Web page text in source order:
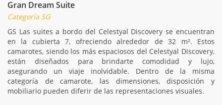
Gran Dream Suite
Categoría SG
GS Las suites a bordo del Celestyal Discovery se encuentran
en la cubierta 7, ofreciendo alrededor de 32 m². Estos
camarotes, siendo los más espaciosos del Celestyal Discovery,
están diseñados para brindarte comodidad y lujo,
asegurando un viaje inolvidable. Dentro de la misma
categoría de camarote, las dimensiones, disposición y
mobiliario pueden diferir de las representaciones visuales.